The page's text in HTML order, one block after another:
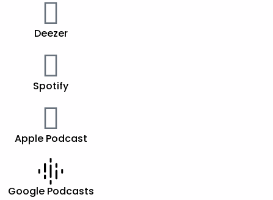
Deezer
Spotify
Apple Podcast
Google Podcasts